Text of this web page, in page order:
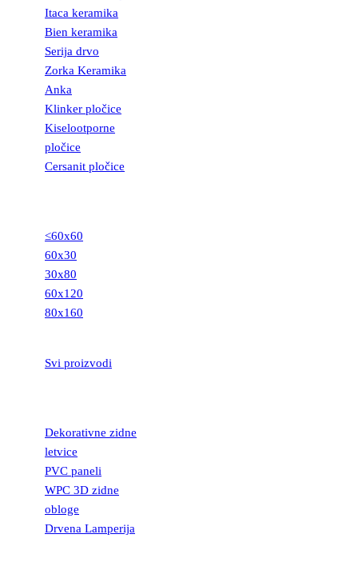
Itaca keramika
Bien keramika
Serija drvo
Zorka Keramika
Anka
Klinker pločice
Kiselootporne
pločice
Cersanit pločice
≤60x60
60x30
30x80
60x120
80x160
Svi proizvodi
Dekorativne zidne
letvice
PVC paneli
WPC 3D zidne
obloge
Drvena Lamperija